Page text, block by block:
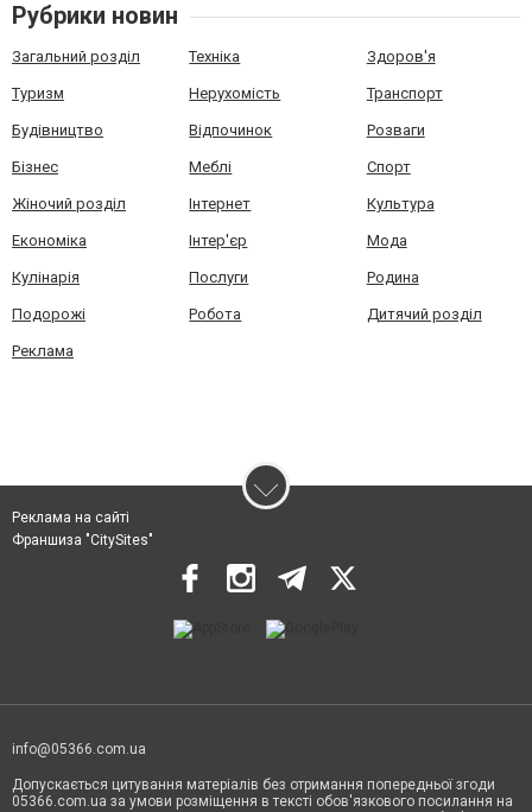
Рубрики новин
Загальний розділ Техніка Здоров'я
Туризм Нерухомість Транспорт
Будівництво Відпочинок Розваги
Бізнес Меблі Спорт
Жіночий розділ Інтернет Культура
Економіка Інтер'єр Мода
Кулінарія Послуги Родина
Подорожі Робота Дитячий розділ
Реклама
Реклама на сайті
Франшиза "CitySites"
info@05366.com.ua
Допускається цитування матеріалів без отримання попередньої згоди
05366.com.ua за умови розміщення в тексті обов'язкового посилання на